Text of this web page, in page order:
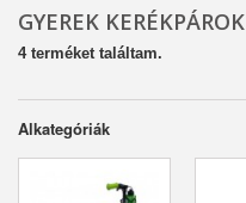
GYEREK KERÉKPÁROK
4 terméket találtam.
Alkategóriák